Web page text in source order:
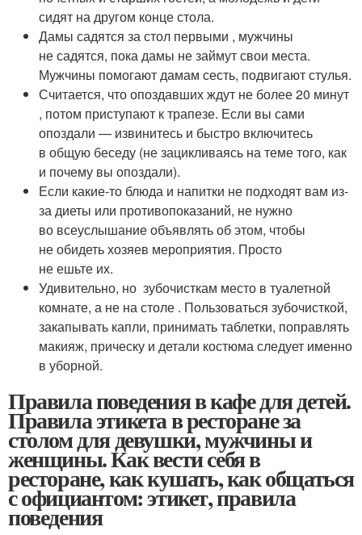
сидят на другом конце стола.
Дамы садятся за стол первыми , мужчины
не садятся, пока дамы не займут свои места.
Мужчины помогают дамам сесть, подвигают стулья.
Считается, что опоздавших ждут не более 20 минут
, потом приступают к трапезе. Если вы сами
опоздали — извинитесь и быстро включитесь
в общую беседу (не зацикливаясь на теме того, как
и почему вы опоздали).
Если какие-то блюда и напитки не подходят вам из-
за диеты или противопоказаний, не нужно
во всеуслышание объявлять об этом, чтобы
не обидеть хозяев мероприятия. Просто
не ешьте их.
Удивительно, но зубочисткам место в туалетной
комнате, а не на столе . Пользоваться зубочисткой,
закапывать капли, принимать таблетки, поправлять
макияж, прическу и детали костюма следует именно
в уборной.
Правила поведения в кафе для детей.
Правила этикета в ресторане за
столом для девушки, мужчины и
женщины. Как вести себя в
ресторане, как кушать, как общаться
с официантом: этикет, правила
поведения